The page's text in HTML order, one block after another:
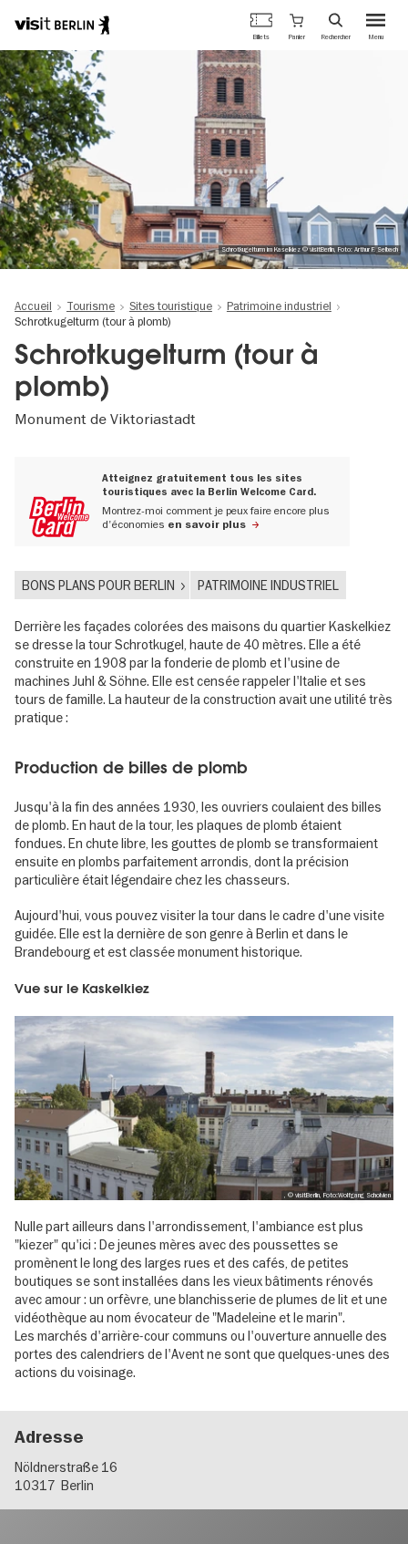
Aller
au
contenu
principal
Portail
officiel
du
tourisme
de
Berlin
Menu
Billets Panier Rechercher
Schrotkugelturm im Kaselkiez © visitBerlin, Foto: Arthur F. Selbach
Accueil Tourisme Sites touristique
Patrimoine industriel
Schrotkugelturm (tour à plomb)
Schrotkugelturm (tour à
plomb)
Monument de Viktoriastadt
Atteignez gratuitement tous les sites
touristiques avec la Berlin Welcome Card.
Montrez-moi comment je peux faire encore plus
d'économies en savoir plus
BONS PLANS POUR BERLIN PATRIMOINE INDUSTRIEL
Derrière les façades colorées des maisons du quartier Kaskelkiez
se dresse la tour Schrotkugel, haute de 40 mètres. Elle a été
construite en 1908 par la fonderie de plomb et l'usine de
machines Juhl & Söhne. Elle est censée rappeler l'Italie et ses
tours de famille. La hauteur de la construction avait une utilité très
pratique :
Production de billes de plomb
Jusqu'à la fin des années 1930, les ouvriers coulaient des billes
de plomb. En haut de la tour, les plaques de plomb étaient
fondues. En chute libre, les gouttes de plomb se transformaient
ensuite en plombs parfaitement arrondis, dont la précision
particulière était légendaire chez les chasseurs.
Aujourd'hui, vous pouvez visiter la tour dans le cadre d'une visite
guidée. Elle est la dernière de son genre à Berlin et dans le
Brandebourg et est classée monument historique.
Vue sur le Kaskelkiez
, © visitBerlin, Foto:Wolfgang Scholvien
Nulle part ailleurs dans l'arrondissement, l'ambiance est plus
"kiezer" qu'ici : De jeunes mères avec des poussettes se
promènent le long des larges rues et des cafés, de petites
boutiques se sont installées dans les vieux bâtiments rénovés
avec amour : un orfèvre, une blanchisserie de plumes de lit et une
vidéothèque au nom évocateur de "Madeleine et le marin".
Les marchés d'arrière-cour communs ou l'ouverture annuelle des
portes des calendriers de l'Avent ne sont que quelques-unes des
actions du voisinage.
Adresse
Nöldnerstraße 16
10317 Berlin